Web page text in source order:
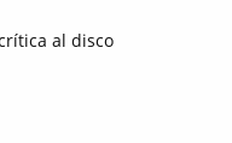
al disco